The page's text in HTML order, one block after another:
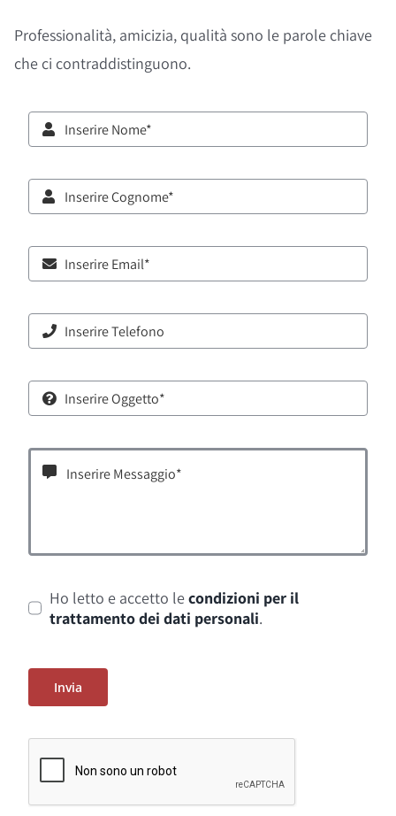
Professionalità, amicizia, qualità sono le parole chiave
che ci contraddistinguono.
Ho letto e accetto lecondizioni per il
trattamento dei dati personali.
Invia